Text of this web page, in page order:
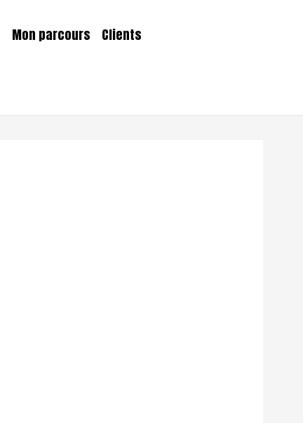
Mon parcours
Clients